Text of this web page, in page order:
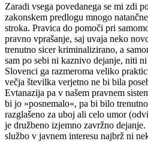
Zaradi vsega povedanega se mi zdi
zakonskem predlogu mnogo
stroka. Pravica do pomoči pri
pravno vprašanje, saj uvaja neko
trenutno sicer kriminalizirano, a
sam po sebi ni kaznivo dejanje, niti
Slovenci ga razmeroma veliko
večja številka verjetno ne bi bila
Evtanazija pa v našem pravnem
bi jo »posnemalo«, pa bi bilo
razglašeno za uboj ali celo umor
je družbeno izjemno zavržno
službo v javnem interesu najbrž ni